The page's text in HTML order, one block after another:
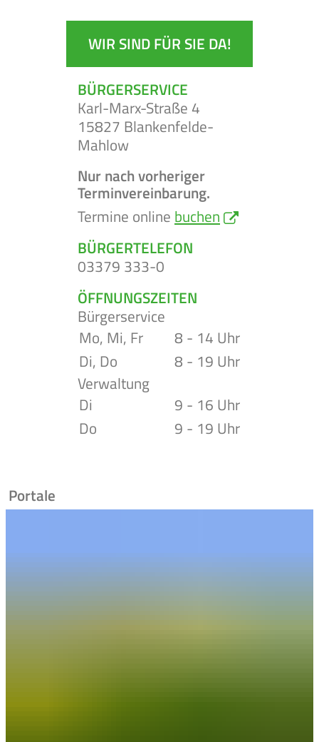
WIR SIND FÜR SIE DA!
BÜRGERSERVICE
Karl-Marx-Straße 4
15827 Blankenfelde-
Mahlow
Nur nach vorheriger
Terminvereinbarung.
Termine online buchen
BÜRGERTELEFON
03379 333-0
ÖFFNUNGSZEITEN
Bürgerservice
Mo, Mi, Fr
8 - 14 Uhr
Di, Do
8 - 19 Uhr
Verwaltung
Di
9 - 16 Uhr
Do
9 - 19 Uhr
Portale